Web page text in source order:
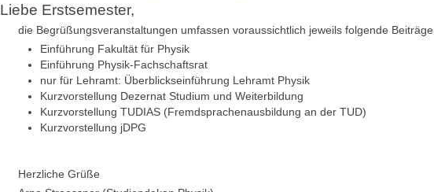
Liebe Erstsemester,
die Begrüßungsveranstaltungen umfassen voraussichtlich jeweils folgende Beiträge
Einführung Fakultät für Physik
Einführung Physik-Fachschaftsrat
nur für Lehramt: Überblickseinführung Lehramt Physik
Kurzvorstellung Dezernat Studium und Weiterbildung
Kurzvorstellung TUDIAS (Fremdsprachenausbildung an der TUD)
Kurzvorstellung jDPG
Herzliche Grüße